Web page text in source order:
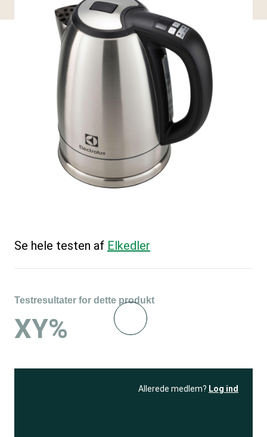
Se hele testen af Elkedler
Testresultater for dette produkt
XY%
Allerede medlem? Log ind